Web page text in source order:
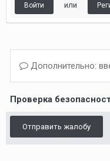
Войти или
Дополнительно:
Проверка
Отправить жалобу